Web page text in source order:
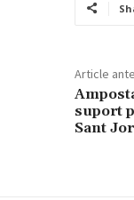
Article
suport
Sant